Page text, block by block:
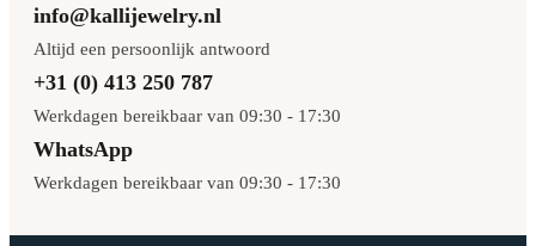
info@kallijewelry.nl
Altijd een persoonlijk antwoord
+31 (0) 413 250 787
Werkdagen bereikbaar van 09:30 - 17:30
WhatsApp
Werkdagen bereikbaar van 09:30 - 17:30